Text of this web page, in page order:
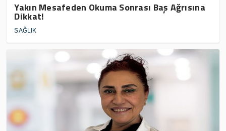
Yakın Mesafeden Okuma Sonrası Baş Ağrısına
Dikkat!
SAĞLIK